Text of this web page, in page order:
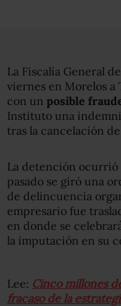
La Fiscalía General
viernes en Morelos a
con un posible
Instituto una
tras la cancelación
La detención ocurrió
pasado se giró una
de delincuencia
empresario fue
en donde se
la imputación en su
Lee: Cinco millones
fracaso de la